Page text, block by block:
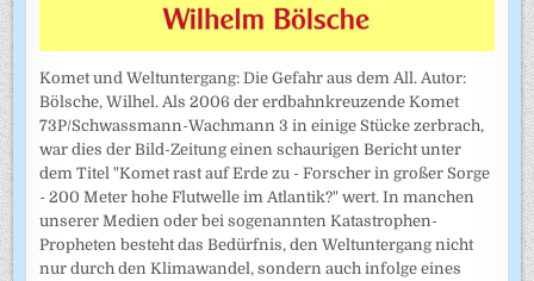
Komet und Weltuntergang: Die Gefahr aus dem All. Autor:
Bölsche, Wilhel. Als 2006 der erdbahnkreuzende Komet
73P/Schwassmann-Wachmann 3 in einige Stücke zerbrach,
war dies der Bild-Zeitung einen schaurigen Bericht unter
dem Titel "Komet rast auf Erde zu - Forscher in großer Sorge
- 200 Meter hohe Flutwelle im Atlantik?" wert. In manchen
unserer Medien oder bei sogenannten Katastrophen-
Propheten besteht das Bedürfnis, den Weltuntergang nicht
nur durch den Klimawandel, sondern auch infolge eines